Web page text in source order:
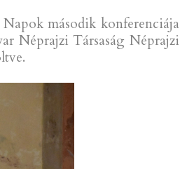
második konferenciája
Néprajzi Társaság Néprajzi